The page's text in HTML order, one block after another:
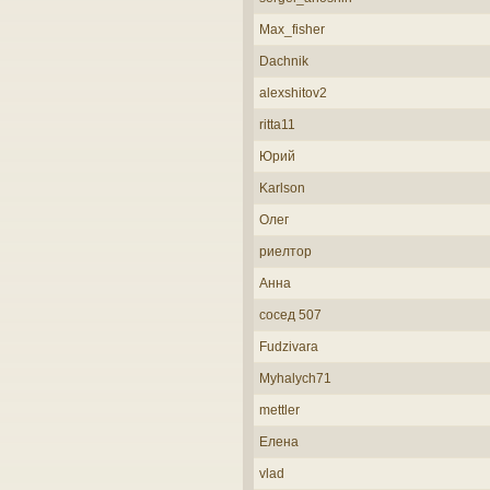
Max_fisher
Dachnik
alexshitov2
ritta11
Юрий
Karlson
Олег
риелтор
Анна
сосед 507
Fudzivara
Myhalych71
mettler
Елена
vlad